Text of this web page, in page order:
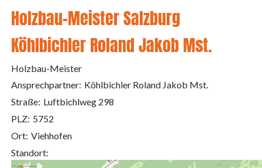
Holzbau-Meister Salzburg
Köhlbichler Roland Jakob Mst.
Holzbau-Meister
Ansprechpartner: Köhlbichler Roland Jakob Mst.
Straße: Luftbichlweg 298
PLZ: 5752
Ort: Viehhofen
Standort: